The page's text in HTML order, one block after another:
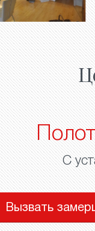
С
Вызвать